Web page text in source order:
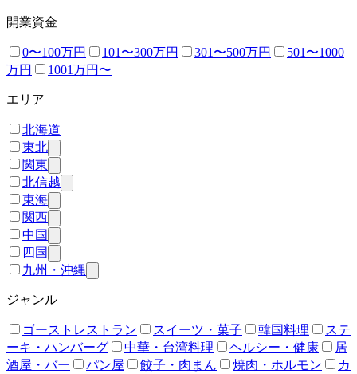
開業資金
0〜100万円 101〜300万円 301〜500万円
501〜1000
万円
1001万円〜
エリア
北海道
東北
関東
北信越
東海
関西
中国
四国
九州・沖縄
ジャンル
ゴーストレストラン スイーツ・菓子 韓国料理
ステ
ーキ・ハンバーグ
中華・台湾料理 ヘルシー・健康
居
酒屋・バー
パン屋 餃子・肉まん 焼肉・ホルモン
カ